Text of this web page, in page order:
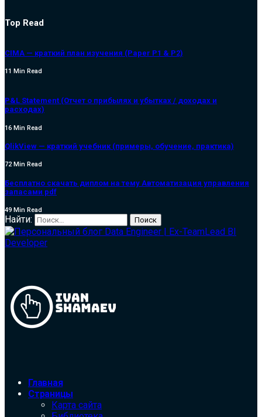
Top Read
CIMA — краткий план изучения (Paper P1 & P2)
11 Min Read
P&L Statement (Отчет о прибылях и убытках / доходах и
расходах)
16 Min Read
QlikView — краткий учебник (примеры, обучение, практика)
72 Min Read
Бесплатно скачать диплом на тему Автоматизация управления
запасами pdf
49 Min Read
Найти:
Главная
Страницы
Карта сайта